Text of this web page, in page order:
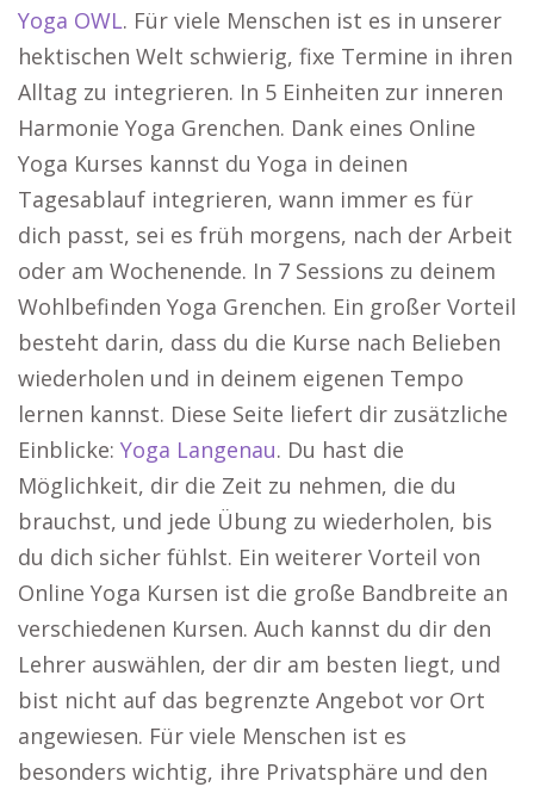
Yoga OWL. Für viele Menschen ist es in unserer
hektischen Welt schwierig, fixe Termine in ihren
Alltag zu integrieren. In 5 Einheiten zur inneren
Harmonie Yoga Grenchen. Dank eines Online
Yoga Kurses kannst du Yoga in deinen
Tagesablauf integrieren, wann immer es für
dich passt, sei es früh morgens, nach der Arbeit
oder am Wochenende. In 7 Sessions zu deinem
Wohlbefinden Yoga Grenchen. Ein großer Vorteil
besteht darin, dass du die Kurse nach Belieben
wiederholen und in deinem eigenen Tempo
lernen kannst. Diese Seite liefert dir zusätzliche
Einblicke: Yoga Langenau. Du hast die
Möglichkeit, dir die Zeit zu nehmen, die du
brauchst, und jede Übung zu wiederholen, bis
du dich sicher fühlst. Ein weiterer Vorteil von
Online Yoga Kursen ist die große Bandbreite an
verschiedenen Kursen. Auch kannst du dir den
Lehrer auswählen, der dir am besten liegt, und
bist nicht auf das begrenzte Angebot vor Ort
angewiesen. Für viele Menschen ist es
besonders wichtig, ihre Privatsphäre und den